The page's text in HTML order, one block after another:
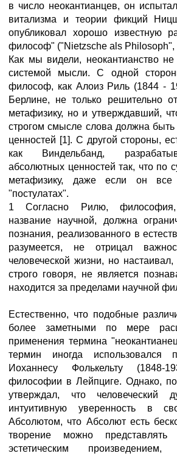
в число неокантианцев, он
витализма и теории фикций
опубликовал хорошо известную
философ" ("Nietzsche als Philosoph",
Как мы видели, неокантианство
системой мысли. С одной
философ, как Алоиз Риль (1844 -
Берлине, не только решительно
метафизику, но и утверждавший,
строгом смысле слова должна быть
ценностей [1]. С другой стороны,
как Виндельбанд,
абсолютных ценностей так, что по
метафизику, даже если он
"постулатах".
1 Согласно Рилю, философия,
название научной, должна
познания, реализованного в
разумеется, не отрицал
человеческой жизни, но
строго говоря, не является
находится за пределами научной
Естественно, что подобные
более заметными по мере
применения термина
термин иногда
Иоханнесу Фолькельту (1848-
философии в Лейпциге. Однако,
утверждал, что человеческий
интуитивную уверенность в
Абсолютом, что Абсолют есть
творение можно
эстетическим